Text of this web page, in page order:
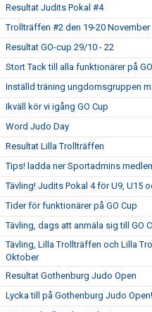
Resultat Judits Pokal #4
Trollträffen #2 den 19-20 November
Resultat GO-cup 29/10 - 22
Stort Tack till alla funktionärer på
Inställd träning ungdomsgruppen
Ikväll kör vi igång GO Cup
Word Judo Day
Resultat Lilla Trollträffen
Tips! ladda ner Sportadmins
Tävling! Judits Pokal 4 för U9, U15
Tider för funktionärer på GO Cup
Tävling, dags att anmäla sig till GO
Tävling, Lilla Trollträffen och Lilla
Oktober
Resultat Gothenburg Judo Open
Lycka till på Gothenburg Judo Open!